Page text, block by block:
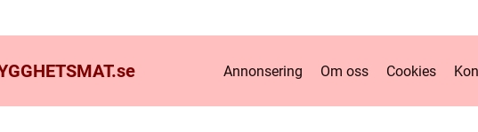
se Annonsering Om oss Cookies